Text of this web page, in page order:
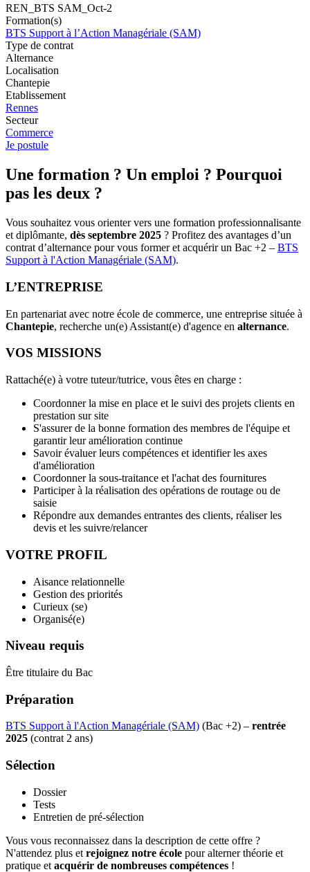
REN_BTS SAM_Oct-2
Formation(s)
BTS Support à l’Action Managériale (SAM)
Type de contrat
Alternance
Localisation
Chantepie
Etablissement
Rennes
Secteur
Commerce
Je postule
Une formation ? Un emploi ? Pourquoi
pas les deux ?
Vous souhaitez vous orienter vers une formation professionnalisante
et diplômante, dès septembre 2025 ? Profitez des avantages d’un
contrat d’alternance pour vous former et acquérir un Bac +2 – BTS
Support à l'Action Managériale (SAM).
L’ENTREPRISE
En partenariat avec notre école de commerce, une entreprise située à
Chantepie, recherche un(e) Assistant(e) d'agence en alternance.
VOS MISSIONS
Rattaché(e) à votre tuteur/tutrice, vous êtes en charge :
Coordonner la mise en place et le suivi des projets clients en
prestation sur site
S'assurer de la bonne formation des membres de l'équipe et
garantir leur amélioration continue
Savoir évaluer leurs compétences et identifier les axes
d'amélioration
Coordonner la sous-traitance et l'achat des fournitures
Participer à la réalisation des opérations de routage ou de
saisie
Répondre aux demandes entrantes des clients, réaliser les
devis et les suivre/relancer
VOTRE PROFIL
Aisance relationnelle
Gestion des priorités
Curieux (se)
Organisé(e)
Niveau requis
Être titulaire du Bac
Préparation
BTS Support à l'Action Managériale (SAM) (Bac +2) – rentrée
2025 (contrat 2 ans)
Sélection
Dossier
Tests
Entretien de pré-sélection
Vous vous reconnaissez dans la description de cette offre ?
N'attendez plus et rejoignez notre école pour alterner théorie et
pratique et acquérir de nombreuses compétences !